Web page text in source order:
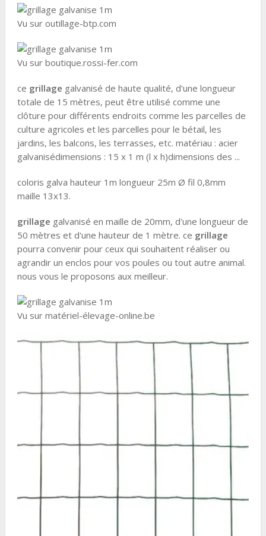
Vu sur outillage-btp.com
Vu sur boutique.rossi-fer.com
ce grillage galvanisé de haute qualité, d'une longueur
totale de 15 mètres, peut être utilisé comme une
clôture pour différents endroits comme les parcelles de
culture agricoles et les parcelles pour le bétail, les
jardins, les balcons, les terrasses, etc. matériau : acier
galvanisédimensions : 15 x 1 m (l x h)dimensions des ...
coloris galva hauteur 1m longueur 25m Ø fil 0,8mm
maille 13x13.
grillage galvanisé en maille de 20mm, d'une longueur de
50 mètres et d'une hauteur de 1 mètre. ce grillage
pourra convenir pour ceux qui souhaitent réaliser ou
agrandir un enclos pour vos poules ou tout autre animal.
nous vous le proposons aux meilleur.
Vu sur matériel-élevage-online.be